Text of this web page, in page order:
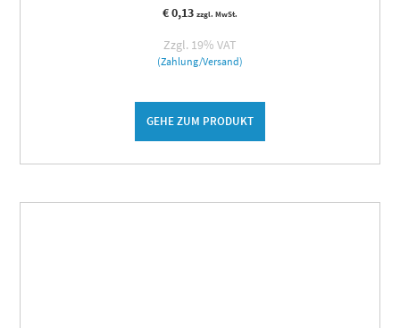
€0,13 zzgl. MwSt.
Zzgl. 19% VAT
(Zahlung/Versand)
GEHE ZUM PRODUKT